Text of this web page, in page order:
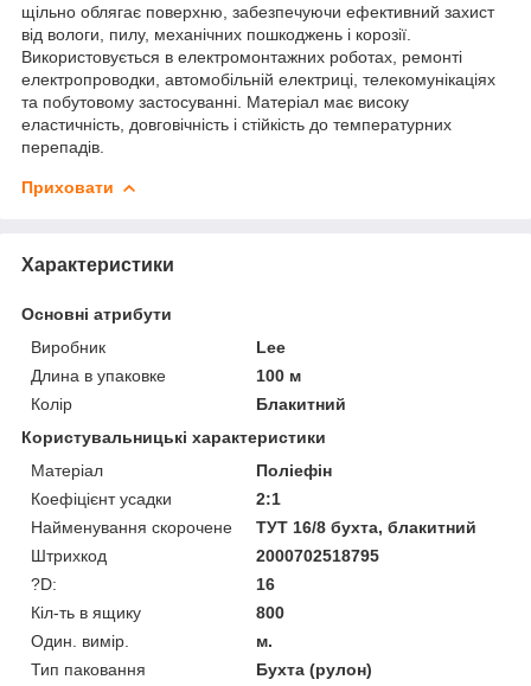
щільно облягає поверхню, забезпечуючи ефективний захист
від вологи, пилу, механічних пошкоджень і корозії.
Використовується в електромонтажних роботах, ремонті
електропроводки, автомобільній електриці, телекомунікаціях
та побутовому застосуванні. Матеріал має високу
еластичність, довговічність і стійкість до температурних
перепадів.
Приховати
Характеристики
Основні атрибути
Виробник
Lee
Длина в упаковке
100 м
Колір
Блакитний
Користувальницькі характеристики
Матеріал
Поліефін
Коефіцієнт усадки
2:1
Найменування скорочене
ТУТ 16/8 бухта, блакитний
Штрихкод
2000702518795
?D:
16
Кіл-ть в ящику
800
Один. вимір.
м.
Тип паковання
Бухта (рулон)